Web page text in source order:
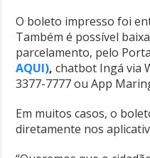
O boleto impresso foi
Também é possível
parcelamento, pelo
AQUI), chatbot Ingá via
3377-7777 ou App
Em muitos casos, o
diretamente nos